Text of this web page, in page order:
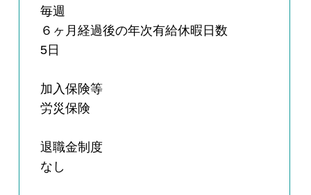
毎週
６ヶ月経過後の年次有給休暇日数
5日
加入保険等
労災保険
退職金制度
なし